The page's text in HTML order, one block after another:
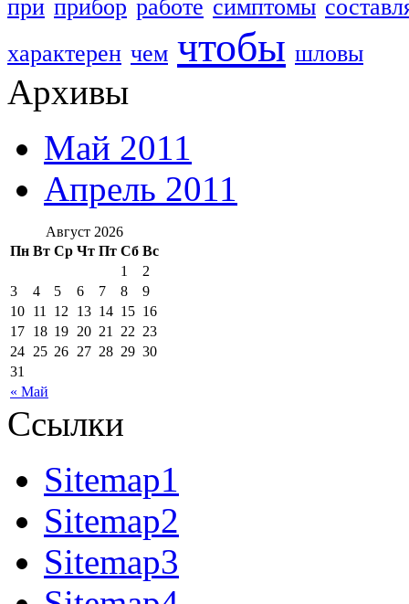
при прибор работе симптомы
характерен чем чтобы шловы
Архивы
Май 2011
Апрель 2011
Август 2026
Пн Вт Ср Чт Пт Сб Вс
« Май
1
2
3
4 5 6 7 8
9
10 11 12 13 14 15 16
17 18 19 20 21 22 23
24 25 26 27 28 29 30
31
Ссылки
Sitemap1
Sitemap2
Sitemap3